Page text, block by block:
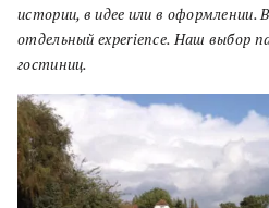
истории, в идее или в
отдельный experience. Наш выбор
гостиниц.